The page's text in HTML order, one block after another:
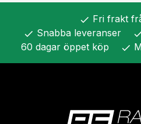
check Fri frakt
check Snabba leveranser
60 dagar öppet köp check